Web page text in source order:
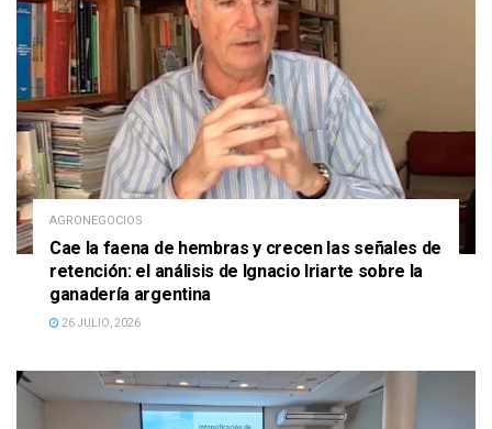
AGRONEGOCIOS
Cae la faena de hembras y crecen las señales de
retención: el análisis de Ignacio Iriarte sobre la
ganadería argentina
26 JULIO, 2026